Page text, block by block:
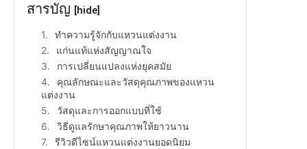
สารบัญ [hide]
ทำความรู้จักกับแหวนแต่งงาน
แก่นแท้แห่งสัญญาณใจ
การเปลี่ยนแปลงแห่งยุคสมัย
คุณลักษณะและวัสดุคุณภาพของแหวน
แต่งงาน
วัสดุและการออกแบบที่ใช้
วิธีดูแลรักษาคุณภาพให้ยาวนาน
รีวิวดีไซน์แหวนแต่งงานยอดนิยม